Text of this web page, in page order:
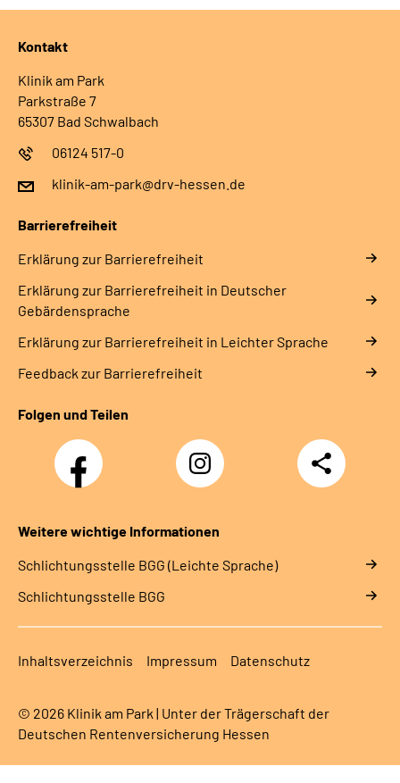
Kontakt
Klinik am Park
Parkstraße 7
65307 Bad Schwalbach
06124 517-0
klinik-am-park@drv-hessen.de
Barrierefreiheit
Erklärung zur Barrierefreiheit
Erklärung zur Barrierefreiheit in Deutscher
Gebärdensprache
Erklärung zur Barrierefreiheit in Leichter Sprache
Feedback zur Barrierefreiheit
Folgen und Teilen
Facebook Instagram
Teilen
Weitere wichtige Informationen
Schlich­tungs­stel­le BGG (Leichte Sprache)
Schlich­tungs­stel­le BGG
Inhaltsverzeichnis Impressum Datenschutz
© 2026 Klinik am Park | Unter der Trägerschaft der
Deutschen Rentenversicherung Hessen